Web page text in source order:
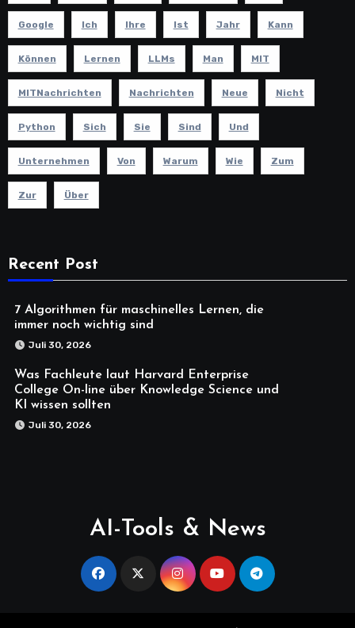
Google Ich Ihre Ist Jahr Kann
Können Lernen LLMs Man MIT
MITNachrichten Nachrichten Neue Nicht
Python Sich Sie Sind Und
Unternehmen Von Warum Wie Zum
Zur Über
Recent Post
7 Algorithmen für maschinelles Lernen, die
immer noch wichtig sind
Juli 30, 2026
Was Fachleute laut Harvard Enterprise
College On-line über Knowledge Science und
KI wissen sollten
Juli 30, 2026
AI-Tools & News